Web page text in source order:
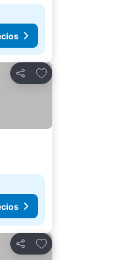
Compartir
Añadir a favoritos
Compartir
Añadir a favoritos